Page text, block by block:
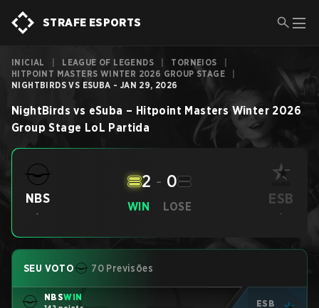
STRAFE ESPORTS
INICIAL LEAGUE OF LEGENDS TORNEIOS
HITPOINT MASTERS WINTER 2026 GROUP STAGE
NIGHTBIRDS VS ESUBA - JAN 29, 2026
NightBirds vs eSuba – Hitpoint Masters Winter 2026
Group Stage LoL Partida
NBS
-
WIN
2 - 0
LOSE ESB
-
SEU VOTO 70 Previsões
NBSWIN
ESB